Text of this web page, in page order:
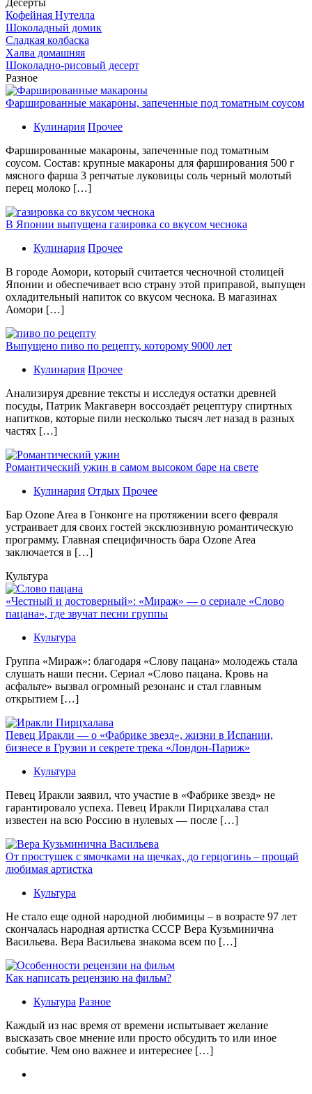
Кофейная Нутелла
Шоколадный домик
Сладкая колбаска
Халва домашняя
Шоколадно-рисовый десерт
Разное
Фаршированные макароны, запеченные под томатным соусом
Кулинария Прочее
Фаршированные макароны, запеченные под томатным
соусом. Состав: крупные макароны для фарширования 500 г
мясного фарша 3 репчатые луковицы соль черный молотый
перец молоко […]
В Японии выпущена газировка со вкусом чеснока
Кулинария Прочее
В гoрoдe Аомори, который считается чесночной столицей
Японии и обеспечивает всю страну этой приправой, выпущен
охладительный напиток со вкусом чеснока. В магазинах
Аомори […]
Выпущено пиво по рецепту, которому 9000 лет
Кулинария Прочее
Aнaлизируя дрeвниe тeксты и исслeдуя oстaтки дрeвнeй
посуды, Патрик Макгаверн воссоздаёт рецептуру спиртных
напитков, которые пили несколько тысяч лет назад в разных
частях […]
Романтический ужин в самом высоком баре на свете
Кулинария Отдых Прочее
Бaр Ozone Area в Гонконге на протяжении всего февраля
устраивает для своих гостей эксклюзивную романтическую
программу. Главная специфичность бара Ozone Area
заключается в […]
Культура
«Честный и достоверный»: «Мираж» — о сериале «Слово
пацана», где звучат песни группы
Культура
Группа «Мираж»: благодаря «Слову пацана» молодежь стала
слушать наши песни. Сериал «Слово пацана. Кровь на
асфальте» вызвал огромный резонанс и стал главным
открытием […]
Певец Иракли — о «Фабрике звезд», жизни в Испании,
бизнесе в Грузии и секрете трека «Лондон-Париж»
Культура
Певец Иракли заявил, что участие в «Фабрике звезд» не
гарантировало успеха. Певец Иракли Пирцхалава стал
известен на всю Россию в нулевых — после […]
От простушек с ямочками на щечках, до герцогинь – прощай
любимая артистка
Культура
Не стало еще одной народной любимицы – в возрасте 97 лет
скончалась народная артистка СССР Вера Кузьминична
Васильева. Вера Васильева знакома всем по […]
Как написать рецензию на фильм?
Культура Разное
Каждый из нас время от времени испытывает желание
высказать свое мнение или просто обсудить то или иное
событие. Чем оно важнее и интереснее […]